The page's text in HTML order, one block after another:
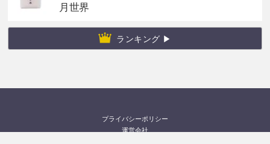
月世界
ランキング ▶
プライバシーポリシー
運営会社